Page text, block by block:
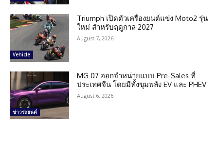
Vehicle
Triumph เปิดตัวเครื่องยนต์แข่ง Moto2 รุ่น
ใหม่ สำหรับฤดูกาล 2027
August 7, 2026
ข่าวรถยนต์
MG 07 ออกจำหน่ายแบบ Pre-Sales ที่
ประเทศจีน โดยมีทั้งขุมพลัง EV และ PHEV
August 6, 2026